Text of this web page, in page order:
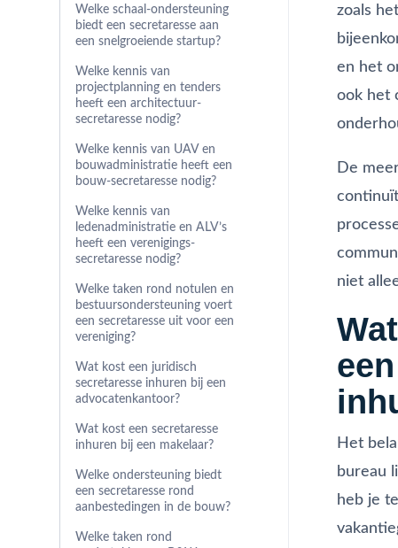
Welke schaal-ondersteuning
biedt een secretaresse aan
een snelgroeiende startup?
Welke kennis van
projectplanning en tenders
heeft een architectuur-
secretaresse nodig?
Welke kennis van UAV en
bouwadministratie heeft een
bouw-secretaresse nodig?
Welke kennis van
ledenadministratie en ALV’s
heeft een verenigings-
secretaresse nodig?
Welke taken rond notulen en
bestuursondersteuning voert
een secretaresse uit voor een
vereniging?
Wat kost een juridisch
secretaresse inhuren bij een
advocatenkantoor?
Wat kost een secretaresse
inhuren bij een makelaar?
Welke ondersteuning biedt
een secretaresse rond
aanbestedingen in de bouw?
Welke taken rond
zoals
en het
ook het
De
niet
Het
bureau
heb je